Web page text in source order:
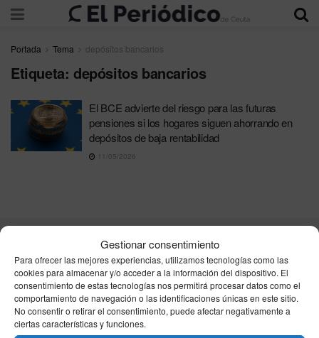
Gestionar consentimiento
Para ofrecer las mejores experiencias, utilizamos tecnologías como las
cookies para almacenar y/o acceder a la información del dispositivo. El
consentimiento de estas tecnologías nos permitirá procesar datos como el
comportamiento de navegación o las identificaciones únicas en este sitio.
No consentir o retirar el consentimiento, puede afectar negativamente a
ciertas características y funciones.
Portada Tema depósitos bancarios
Etiqueta: depósitos bancarios
El BCE advierte del riesgo para las futuras
pensiones si los hogares siguen ahorrando en
depósitos de baja rentabilidad
11/05/2026
Contacta Publicidad Aviso Legal
Política de privacidad
Política de cookies
Unpu Group Solutions SL